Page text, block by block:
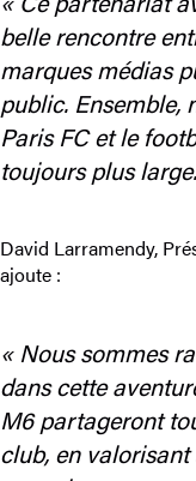
belle rencontre
marques médias
public. Ensemble,
Paris FC et le
toujours plus
David Larramendy,
ajoute :
« Nous sommes
dans cette
M6 partageront
club, en